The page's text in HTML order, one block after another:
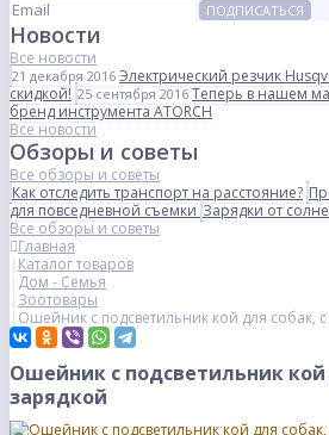
ПОДПИСАТЬСЯ
Новости
Все новости
21 декабря 2016 Электрический резчик
скидкой! 25 сентября 2016 Теперь в нашем
бренд инструмента ATORCH
Все новости
Обзоры и советы
Все обзоры и советы
Как отследить транспорт на расстояние?
для повседневной съемкиЗарядки от
Все обзоры и советы
Главная
Каталог товаров
Дом - Семья
Зоотовары
Ошейник с подсветильник кой для собак,
Ошейник с подсветильник кой
зарядкой